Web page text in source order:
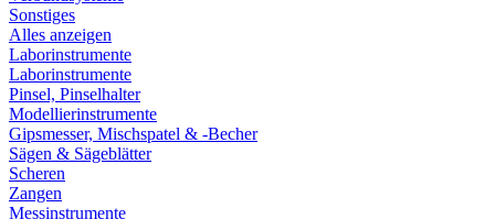
Sonstiges
Alles anzeigen
Laborinstrumente
Laborinstrumente
Pinsel, Pinselhalter
Modellierinstrumente
Gipsmesser, Mischspatel & -Becher
Sägen & Sägeblätter
Scheren
Zangen
Messinstrumente